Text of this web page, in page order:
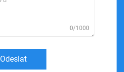
0/1000
Odeslat